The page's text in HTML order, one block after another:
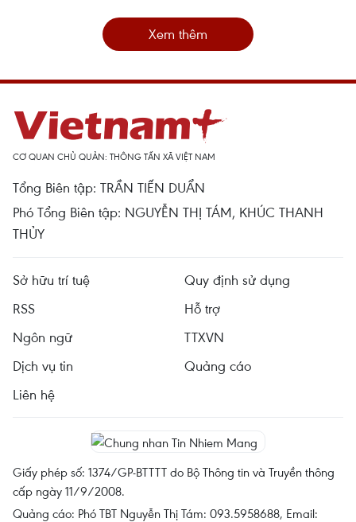
Xem thêm
CƠ QUAN CHỦ QUẢN: THÔNG TẤN XÃ VIỆT NAM
Tổng Biên tập: TRẦN TIẾN DUẨN
Phó Tổng Biên tập: NGUYỄN THỊ TÁM, KHÚC THANH
THỦY
Sở hữu trí tuệ
Quy định sử dụng
RSS
Hỗ trợ
Ngôn ngữ
TTXVN
Dịch vụ tin
Quảng cáo
Liên hệ
Giấy phép số: 1374/GP-BTTTT do Bộ Thông tin và Truyền thông
cấp ngày 11/9/2008.
Quảng cáo: Phó TBT Nguyễn Thị Tám: 093.5958688, Email: